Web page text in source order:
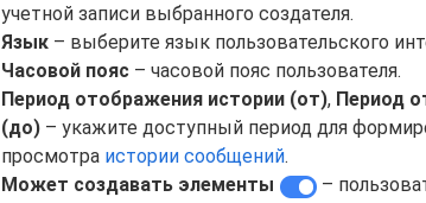
учетной записи выбранного создателя.
Язык – выберите язык пользовательского
Часовой пояс – часовой пояс пользователя.
Период отображения истории (от), Период
(до) – укажите доступный период для
просмотра истории сообщений.
Может создавать элементы
–